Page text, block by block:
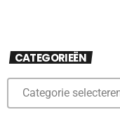
CATEGORIEËN